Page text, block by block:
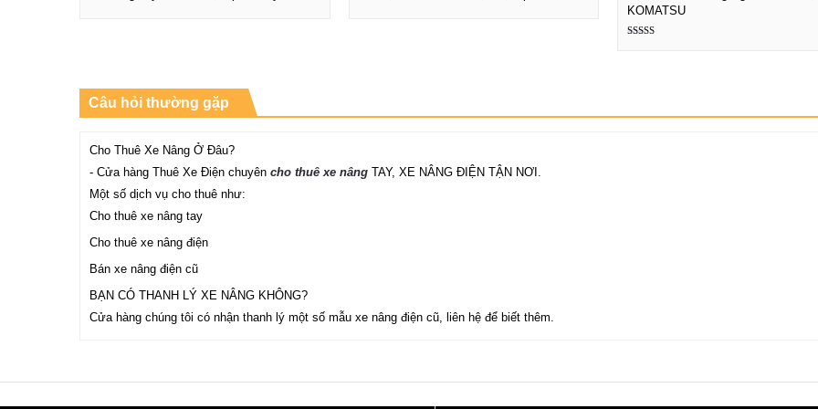
KOMATSU
Câu hỏi thường gặp
Cho Thuê Xe Nâng Ở Đâu?
- Cửa hàng Thuê Xe Điện chuyên cho thuê xe nâng TAY, XE NÂNG ĐIỆN TẬN NƠI.
Một số dịch vụ cho thuê như:
Cho thuê xe nâng tay
Cho thuê xe nâng điện
Bán xe nâng điện cũ
BẠN CÓ THANH LÝ XE NÂNG KHÔNG?
Cửa hàng chúng tôi có nhận thanh lý một số mẫu xe nâng điện cũ, liên hệ để biết thêm.